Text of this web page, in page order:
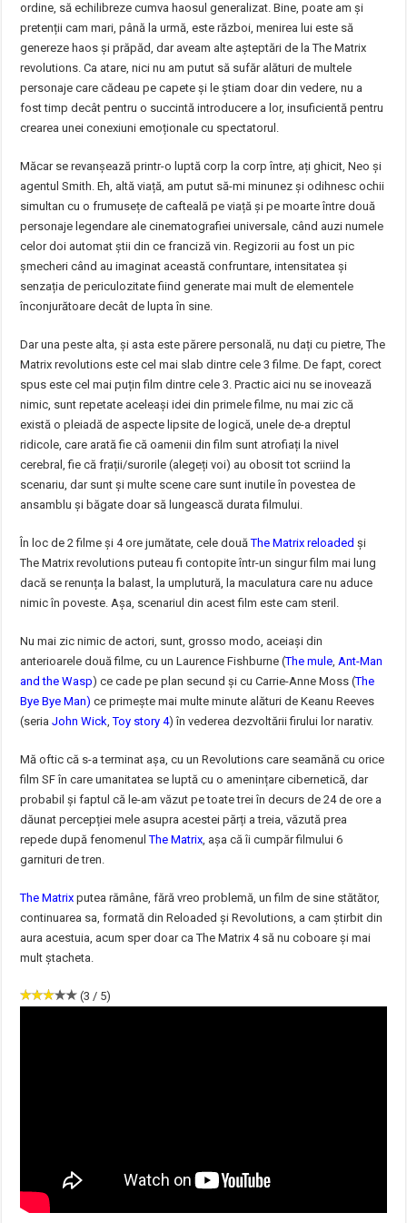
ordine, să echilibreze cumva haosul generalizat. Bine, poate am și
pretenții cam mari, până la urmă, este război, menirea lui este să
genereze haos și prăpăd, dar aveam alte așteptări de la The Matrix
revolutions. Ca atare, nici nu am putut să sufăr alături de multele
personaje care cădeau pe capete și le știam doar din vedere, nu a
fost timp decât pentru o succintă introducere a lor, insuficientă pentru
crearea unei conexiuni emoționale cu spectatorul.
Măcar se revanșează printr-o luptă corp la corp între, ați ghicit, Neo și
agentul Smith. Eh, altă viață, am putut să-mi minunez și odihnesc ochii
simultan cu o frumusețe de cafteală pe viață și pe moarte între două
personaje legendare ale cinematografiei universale, când auzi numele
celor doi automat știi din ce franciză vin. Regizorii au fost un pic
șmecheri când au imaginat această confruntare, intensitatea și
senzația de periculozitate fiind generate mai mult de elementele
înconjurătoare decât de lupta în sine.
Dar una peste alta, și asta este părere personală, nu dați cu pietre, The
Matrix revolutions este cel mai slab dintre cele 3 filme. De fapt, corect
spus este cel mai puțin film dintre cele 3. Practic aici nu se inovează
nimic, sunt repetate aceleași idei din primele filme, nu mai zic că
există o pleiadă de aspecte lipsite de logică, unele de-a dreptul
ridicole, care arată fie că oamenii din film sunt atrofiați la nivel
cerebral, fie că frații/surorile (alegeți voi) au obosit tot scriind la
scenariu, dar sunt și multe scene care sunt inutile în povestea de
ansamblu și băgate doar să lungească durata filmului.
În loc de 2 filme și 4 ore jumătate, cele douăThe Matrix reloaded și
The Matrix revolutions puteau fi contopite într-un singur film mai lung
dacă se renunța la balast, la umplutură, la maculatura care nu aduce
nimic în poveste. Așa, scenariul din acest film este cam steril.
Nu mai zic nimic de actori, sunt, grosso modo, aceiași din
anterioarele două filme, cu un Laurence Fishburne (The mule,Ant-Man
and the Wasp) ce cade pe plan secund și cu Carrie-Anne Moss (The
Bye Bye Man) ce primește mai multe minute alături de Keanu Reeves
(seriaJohn Wick,Toy story 4) în vederea dezvoltării firului lor narativ.
Mă oftic că s-a terminat așa, cu un Revolutions care seamănă cu orice
film SF în care umanitatea se luptă cu o amenințare cibernetică, dar
probabil și faptul că le-am văzut pe toate trei în decurs de 24 de ore a
dăunat percepției mele asupra acestei părți a treia, văzută prea
repede după fenomenulThe Matrix, așa că îi cumpăr filmului 6
garnituri de tren.
The Matrix putea rămâne, fără vreo problemă, un film de sine stătător,
continuarea sa, formată din Reloaded și Revolutions, a cam știrbit din
aura acestuia, acum sper doar ca The Matrix 4 să nu coboare și mai
mult ștacheta.
(3 / 5)